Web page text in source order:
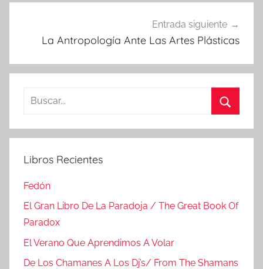
Entrada siguiente
La Antropología Ante Las Artes Plásticas
Buscar:
Libros Recientes
Fedón
El Gran Libro De La Paradoja / The Great Book Of
Paradox
El Verano Que Aprendimos A Volar
De Los Chamanes A Los Dj’s/ From The Shamans